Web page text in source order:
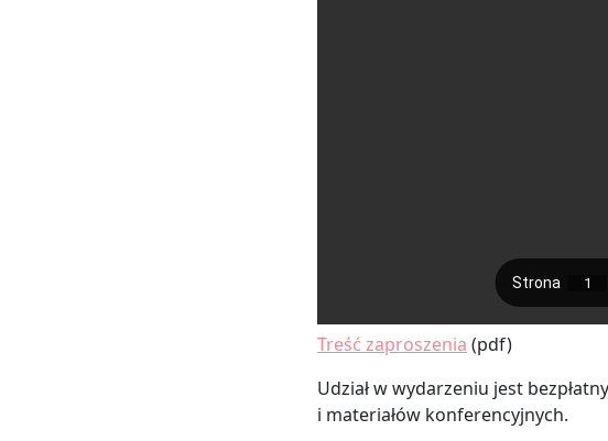
Treść zaproszenia (pdf)
Udział w wydarzeniu jest
i materiałów konferencyjnych.